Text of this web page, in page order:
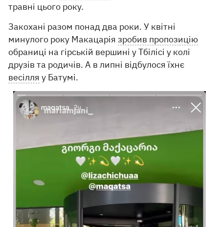
травні цього року.
Закохані разом понад два роки. У квітні
минулого року Макацаріязробив пропозицію
обраниці на гірській вершині у Тбілісі у колі
друзів та родичів. А в липні відбулося їхнє
весілля у Батумі.